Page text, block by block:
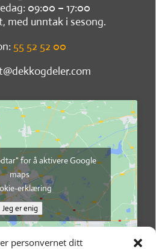
personvernet ditt
09:00 – 17:00
med unntak i sesong.
55 52 52 00
for å aktivere Google
maps
erklæring
Jeg er enig